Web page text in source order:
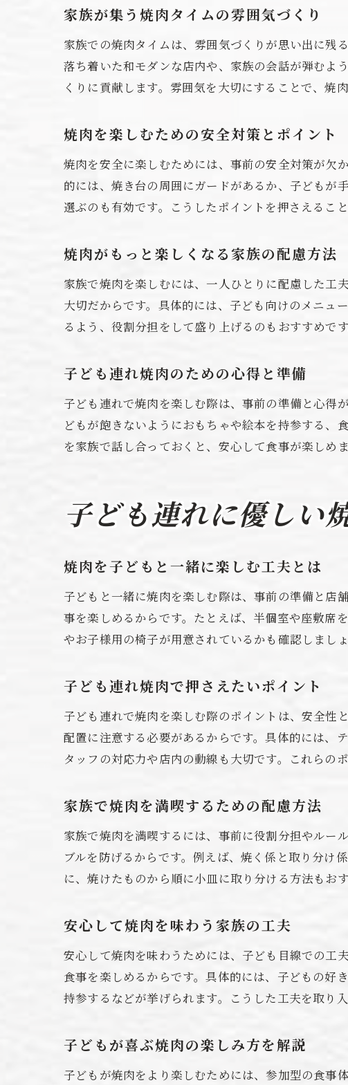
家族が集う焼肉タイムの雰囲気づくり
家族での焼肉タイムは、雰囲気づくりが思い出に残
落ち着いた和モダンな店内や、家族の会話が弾むよ
くりに貢献します。雰囲気を大切にすることで、焼
焼肉を楽しむための安全対策とポイント
焼肉を安全に楽しむためには、事前の安全対策が欠
的には、焼き台の周囲にガードがあるか、子どもが
選ぶのも有効です。こうしたポイントを押さえるこ
焼肉がもっと楽しくなる家族の配慮方法
家族で焼肉を楽しむには、一人ひとりに配慮した工
大切だからです。具体的には、子ども向けのメニュ
るよう、役割分担をして盛り上げるのもおすすめで
子ども連れ焼肉のための心得と準備
子ども連れで焼肉を楽しむ際は、事前の準備と心得
どもが飽きないようにおもちゃや絵本を持参する、
を家族で話し合っておくと、安心して食事が楽しめ
子ども連れに優しい
焼肉を子どもと一緒に楽しむ工夫とは
子どもと一緒に焼肉を楽しむ際は、事前の準備と店
事を楽しめるからです。たとえば、半個室や座敷席
やお子様用の椅子が用意されているかも確認しまし
子ども連れ焼肉で押さえたいポイント
子ども連れで焼肉を楽しむ際のポイントは、安全性
配置に注意する必要があるからです。具体的には、
タッフの対応力や店内の動線も大切です。これらの
家族で焼肉を満喫するための配慮方法
家族で焼肉を満喫するには、事前に役割分担やルー
ブルを防げるからです。例えば、焼く係と取り分け
に、焼けたものから順に小皿に取り分ける方法もお
安心して焼肉を味わう家族の工夫
安心して焼肉を味わうためには、子ども目線での工
食事を楽しめるからです。具体的には、子どもの好
持参するなどが挙げられます。こうした工夫を取り
子どもが喜ぶ焼肉の楽しみ方を解説
子どもが焼肉をより楽しむためには、参加型の食事